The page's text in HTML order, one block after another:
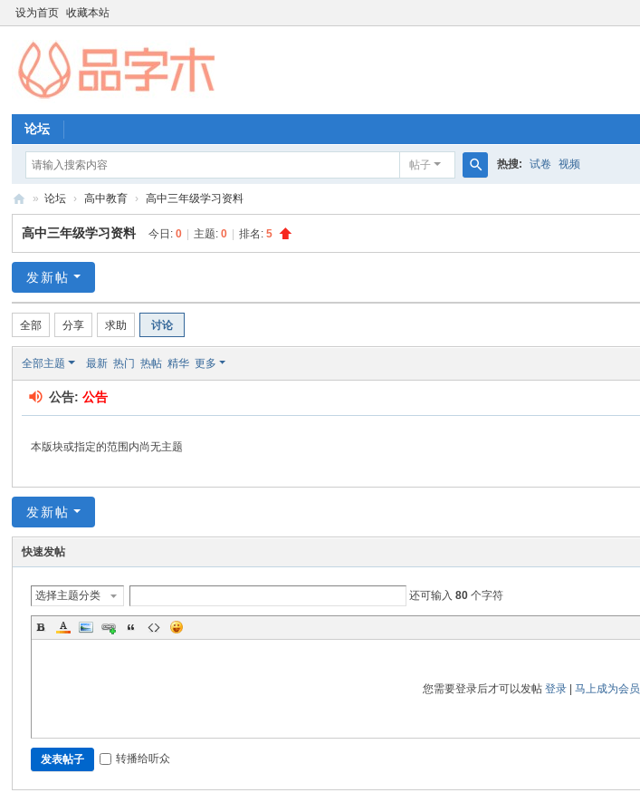
设为首页 收藏本站
论坛
帖子
索
热搜: 试卷 视频
品
字
教
育
资
源
» 论坛 › 高中教育 › 高中三年级学习资料
高中三年级学习资料 今日:0 主题:0 排名:5
发新帖
全部 分享 求助 讨论
全部主题 最新 热门 热帖 精华 更多
公告:公告
本版块或指定的范围内尚无主题
发新帖
快速发帖
选择主题分类 还可输入80 个字符
您需要登录后才可以发帖 登录| 马上成为会员
发表帖子 转播给听众